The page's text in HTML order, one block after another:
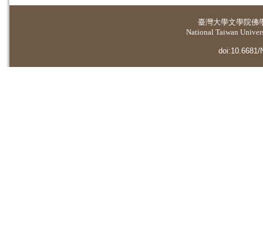
臺灣大學文學院佛
National Taiwan
doi:10.6681/